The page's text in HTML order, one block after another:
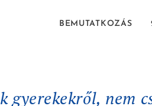
BEMUTATKOZÁS
nem